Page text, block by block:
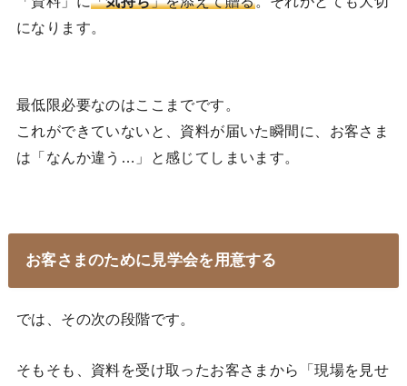
になります。
最低限必要なのはここまでです。
これができていないと、資料が届いた瞬間に、お客さま
は「なんか違う…」と感じてしまいます。
お客さまのために見学会を用意する
では、その次の段階です。
そもそも、資料を受け取ったお客さまから「現場を見せ